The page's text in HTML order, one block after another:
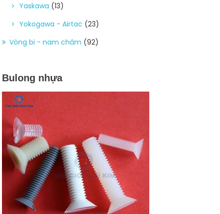
Yaskawa (13)
Yokogawa - Airtac (23)
Vòng bi - nam châm (92)
Bulong nhựa